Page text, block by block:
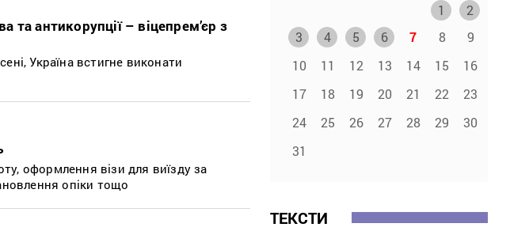
антикорупції – віцепрем’єр з
Україна встигне виконати
оформлення візи для виїзду за
опіки тощо
1
2
3
4 5 6 7 8
9
10
11 12 13 14 15
16
17
18 19 20 21 22
23
24
25 26 27 28 29
30
31
ТЕКСТИ